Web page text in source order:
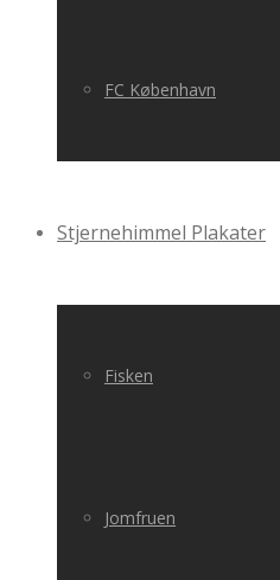
FC København
Stjernehimmel Plakater
Fisken
Jomfruen